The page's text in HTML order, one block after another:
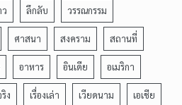
ลึกลับ วรรณกรรม
ศาสนา สงคราม สถานที่
อาหาร อินเดีย อเมริกา
ง เรื่องเล่า เวียดนาม เอเชีย